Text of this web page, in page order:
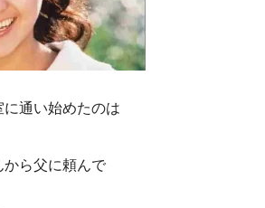
通い始めたのは
から父に頼んで